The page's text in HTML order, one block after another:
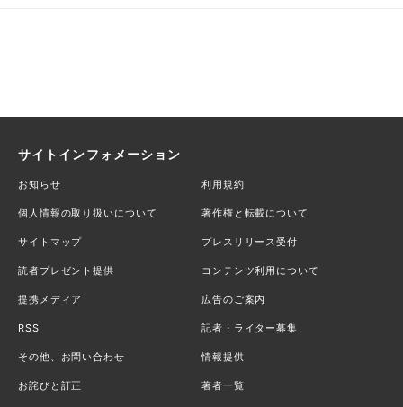
サイトインフォメーション
お知らせ 利用規約
個人情報の取り扱いについて 著作権と転載について
サイトマップ プレスリリース受付
読者プレゼント提供 コンテンツ利用について
提携メディア 広告のご案内
RSS 記者・ライター募集
その他、お問い合わせ 情報提供
お詫びと訂正 著者一覧